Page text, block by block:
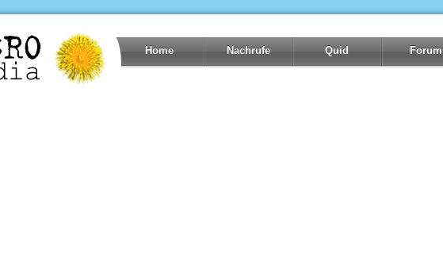
Home Nachrufe Quid Forum